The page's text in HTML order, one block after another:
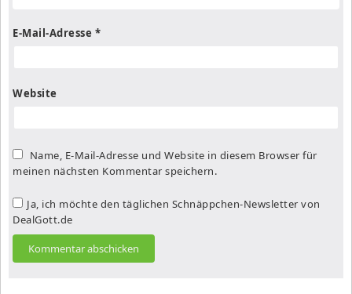
E-Mail-Adresse *
Website
Name, E-Mail-Adresse und Website in diesem Browser für
meinen nächsten Kommentar speichern.
Ja, ich möchte den täglichen Schnäppchen-Newsletter von
DealGott.de